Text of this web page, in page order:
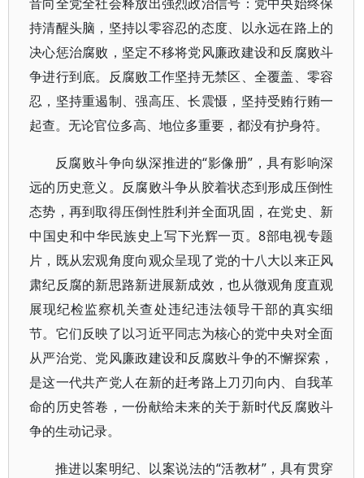
持清醒头脑，坚持以零容忍的态度、以永远在路上的
决心惩治腐败，坚定不移将党风廉政建设和反腐败斗
争进行到底。反腐败工作坚持无禁区、全覆盖、零容
忍，坚持重遏制、强高压、长震慑，坚持受贿行贿一
起查。无论官位多高、地位多重要，都没有护身符。
反腐败斗争向纵深推进的“影像册”，具有影响深
远的历史意义。反腐败斗争从胶着状态到形成压倒性
态势，再到取得压倒性胜利并全面巩固，在党史、新
中国史和中华民族史上写下光辉一页。8部电视专题
片，既从宏观角度向观众呈现了党的十八大以来正风
肃纪反腐的新思路新进展新成效，也从微观角度直观
展现纪检监察机关查处违纪违法领导干部的真实细
节。它们反映了以习近平同志为核心的党中央对全面
从严治党、党风廉政建设和反腐败斗争的不懈探索，
是这一代共产党人在新的赶考路上刀刃向内、自我革
命的历史答卷，一份献给未来的关于新时代反腐败斗
争的生动记录。
推进以案明纪、以案说法的“活教材”，具有贯穿